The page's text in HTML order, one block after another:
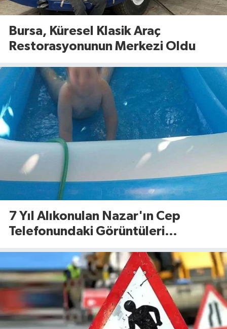
Bursa, Küresel Klasik Araç
Restorasyonunun Merkezi Oldu
7 Yıl Alıkonulan Nazar'ın Cep
Telefonundaki Görüntüleri